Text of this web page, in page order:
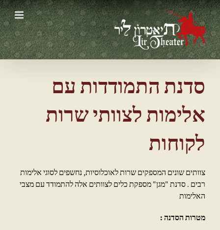
Skip
to
content
סדנת התמודדות עם
אלימות לצוותי שרות
לקוחות
צוותים שונים המספקים שרות לאוכלוסיות, נחשפים לסוגי אלימות
רבים . סדנת "מגן" מספקת כלים לצוותים אלה להתמודד עם מצבי
האלימות
מטרות הסדנה :